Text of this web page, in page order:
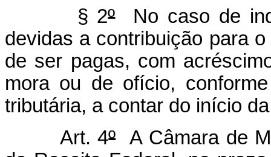
§ 2ºNo caso de
devidas a contribuição para
de ser pagas, com
mora ou de ofício,
tributária, a contar do início
Art. 4ºA Câmara de